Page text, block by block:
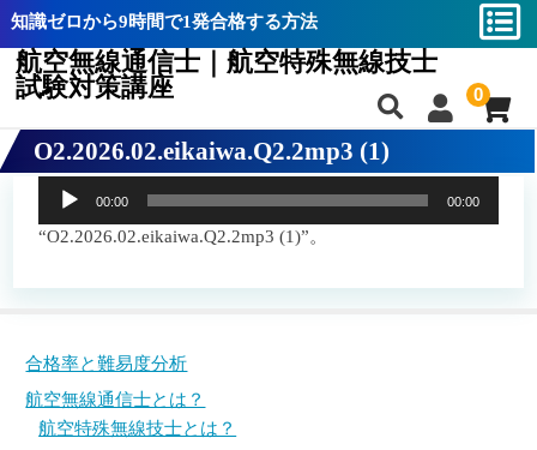
知識ゼロから9時間で1発合格する方法
航空無線通信士｜航空特殊無線技士
試験対策講座
0
合格率と難易度分析
航空無線通信士とは？
航空特殊無線技士とは？
教材一覧
航空無線通信士バイブル
合格率と難易度分析
航空無線通信士とは？
航空特殊無線技士とは？
教材一覧
航空無線通信士バイブル
O2.2026.02.eikaiwa.Q2.2mp3 (1)
プ
00:00 00:00
“O2.2026.02.eikaiwa.Q2.2mp3 (1)”。
合格率と難易度分析
航空無線通信士とは？
航空特殊無線技士とは？